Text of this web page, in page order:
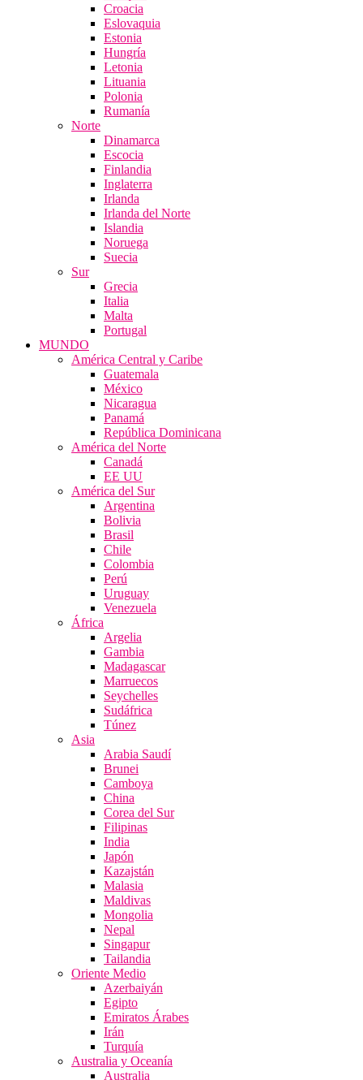
Croacia
Eslovaquia
Estonia
Hungría
Letonia
Lituania
Polonia
Rumanía
Norte
Dinamarca
Escocia
Finlandia
Inglaterra
Irlanda
Irlanda del Norte
Islandia
Noruega
Suecia
Sur
Grecia
Italia
Malta
Portugal
MUNDO
América Central y Caribe
Guatemala
México
Nicaragua
Panamá
República Dominicana
América del Norte
Canadá
EE UU
América del Sur
Argentina
Bolivia
Brasil
Chile
Colombia
Perú
Uruguay
Venezuela
África
Argelia
Gambia
Madagascar
Marruecos
Seychelles
Sudáfrica
Túnez
Asia
Arabia Saudí
Brunei
Camboya
China
Corea del Sur
Filipinas
India
Japón
Kazajstán
Malasia
Maldivas
Mongolia
Nepal
Singapur
Tailandia
Oriente Medio
Azerbaiyán
Egipto
Emiratos Árabes
Irán
Turquía
Australia y Oceanía
Australia